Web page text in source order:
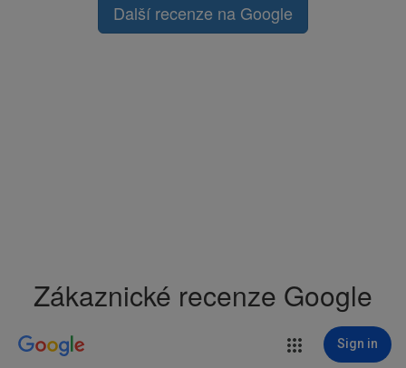
Další recenze na Google
Zákaznické recenze Google